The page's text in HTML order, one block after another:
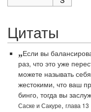
Цитаты
„Если вы
раз, что это уже
можете называть
жестокими, что ваш
бинго, тогда вы
Саске и Сакуре,глава 13